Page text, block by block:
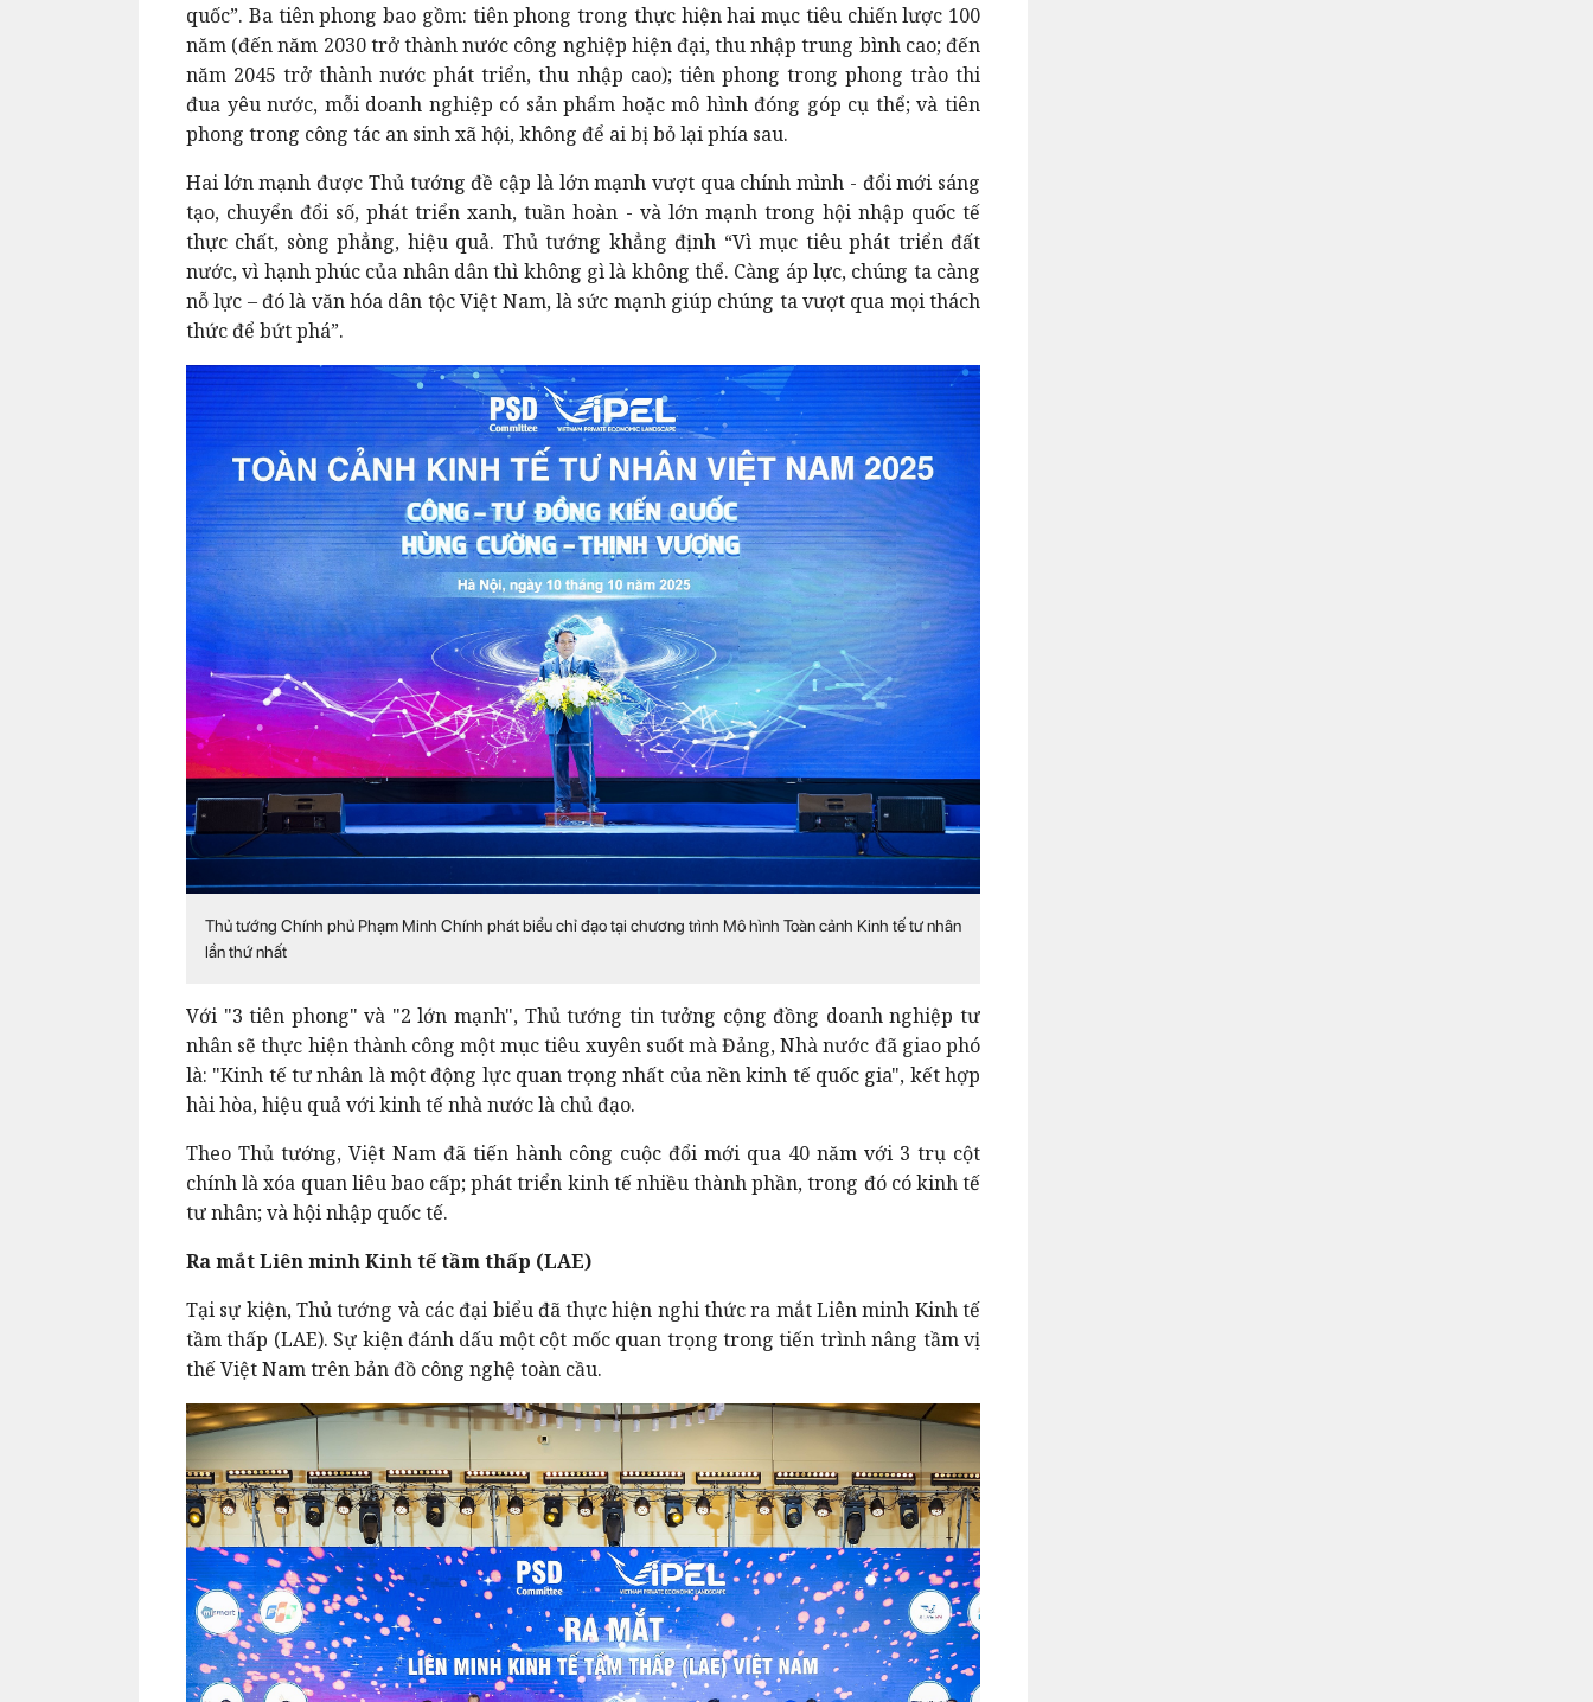
quốc”. Ba tiên phong bao gồm: tiên phong trong thực hiện hai mục tiêu chiến lược 100
năm (đến năm 2030 trở thành nước công nghiệp hiện đại, thu nhập trung bình cao; đến
năm 2045 trở thành nước phát triển, thu nhập cao); tiên phong trong phong trào thi
đua yêu nước, mỗi doanh nghiệp có sản phẩm hoặc mô hình đóng góp cụ thể; và tiên
phong trong công tác an sinh xã hội, không để ai bị bỏ lại phía sau.
Hai lớn mạnh được Thủ tướng đề cập là lớn mạnh vượt qua chính mình - đổi mới sáng
tạo, chuyển đổi số, phát triển xanh, tuần hoàn - và lớn mạnh trong hội nhập quốc tế
thực chất, sòng phẳng, hiệu quả. Thủ tướng khẳng định “Vì mục tiêu phát triển đất
nước, vì hạnh phúc của nhân dân thì không gì là không thể. Càng áp lực, chúng ta càng
nỗ lực – đó là văn hóa dân tộc Việt Nam, là sức mạnh giúp chúng ta vượt qua mọi thách
thức để bứt phá”.
Thủ tướng Chính phủ Phạm Minh Chính phát biểu chỉ đạo tại chương trình Mô hình Toàn cảnh Kinh tế tư nhân
lần thứ nhất
Với "3 tiên phong" và "2 lớn mạnh", Thủ tướng tin tưởng cộng đồng doanh nghiệp tư
nhân sẽ thực hiện thành công một mục tiêu xuyên suốt mà Đảng, Nhà nước đã giao phó
là: "Kinh tế tư nhân là một động lực quan trọng nhất của nền kinh tế quốc gia", kết hợp
hài hòa, hiệu quả với kinh tế nhà nước là chủ đạo.
Theo Thủ tướng, Việt Nam đã tiến hành công cuộc đổi mới qua 40 năm với 3 trụ cột
chính là xóa quan liêu bao cấp; phát triển kinh tế nhiều thành phần, trong đó có kinh tế
tư nhân; và hội nhập quốc tế.
Ra mắt Liên minh Kinh tế tầm thấp (LAE)
Tại sự kiện, Thủ tướng và các đại biểu đã thực hiện nghi thức ra mắt Liên minh Kinh tế
tầm thấp (LAE). Sự kiện đánh dấu một cột mốc quan trọng trong tiến trình nâng tầm vị
thế Việt Nam trên bản đồ công nghệ toàn cầu.